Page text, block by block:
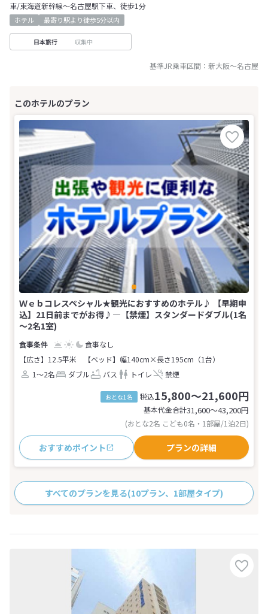
車/東海道新幹線～名古屋駅下車、徒歩1分
ホテル 最寄り駅より徒歩5分以内
日本旅行 収集中
基準JR乗車区間： 新大阪～名古屋
Ｗｅｂコレスペシャル★観光におすすめのホテル♪ 【早期申
込】21日前までがお得♪―【禁煙】スタンダードダブル(1名
～2名1室)
食事なし
【広さ】12.5平米
【ベッド】幅140cm×長さ195cm（1台）
1～2名
ダブル バス トイレ 禁煙
おとな1名 税込15,800～21,600円
基本代金合計31,600〜43,200円
(おとな2名 こども0名・1部屋/1泊2日)
おすすめポイント プランの詳細
すべてのプランを見る(10プラン、1部屋タイプ)